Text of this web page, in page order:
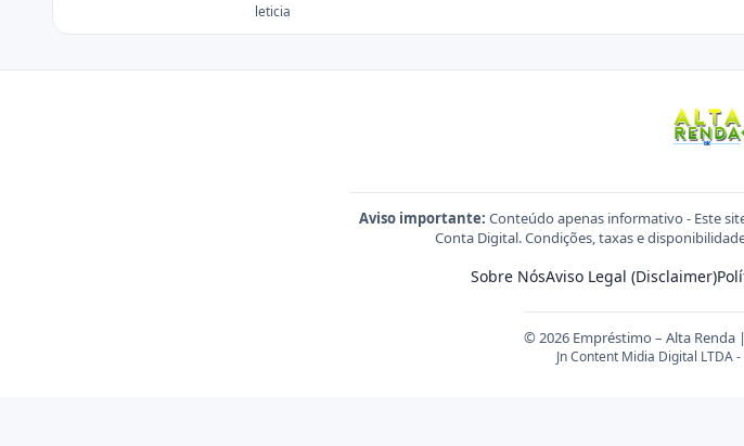
leticia
Aviso importante: Conteúdo apenas informativo - Este
Conta Digital. Condições, taxas e
Sobre NósAviso Legal (Disclaimer)
© 2026 Empréstimo – Alta
Jn Content Midia Digital LTDA